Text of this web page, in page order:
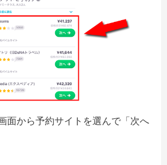
面から予約サイトを選んで「次へ